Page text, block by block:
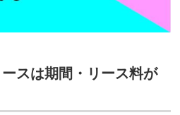
スは期間・リース料が